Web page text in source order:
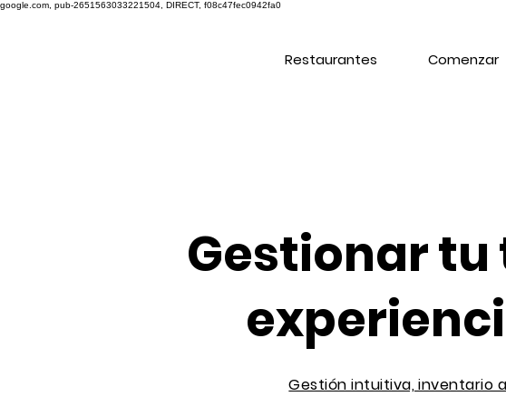
google.com, pub-2651563033221504, DIRECT, f08c47fec0942fa0
Restaurantes Comenzar
Gestionar tu
Gestión intuitiva, inventario